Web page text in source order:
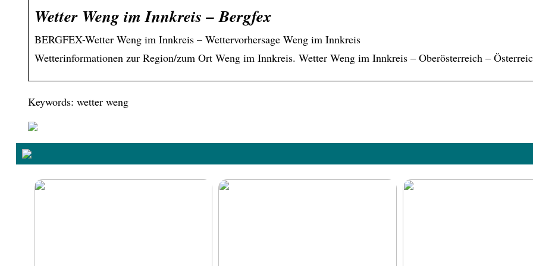
Wetter Weng im Innkreis – Bergfex
BERGFEX-Wetter Weng im Innkreis – Wettervorhersage Weng im Innkreis
Wetterinformationen zur Region/zum Ort Weng im Innkreis. Wetter Weng im Innkreis – Oberösterreich –
Keywords: wetter weng